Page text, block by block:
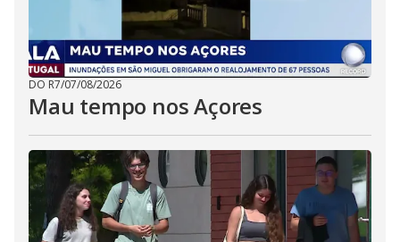
DO R7/07/08/2026
Mau tempo nos Açores